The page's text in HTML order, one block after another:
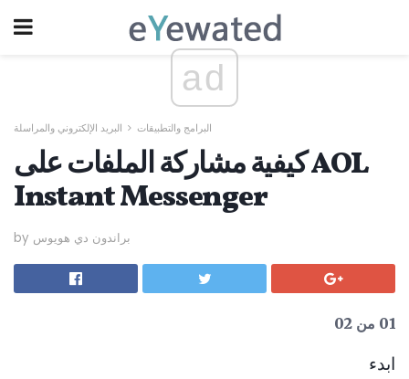
ad
البرامج والتطبيقات البريد الإلكتروني والمراسلة
كيفية مشاركة الملفات على AOL
Instant Messenger
by براندون دي هويوس
01 من 02
ابدء